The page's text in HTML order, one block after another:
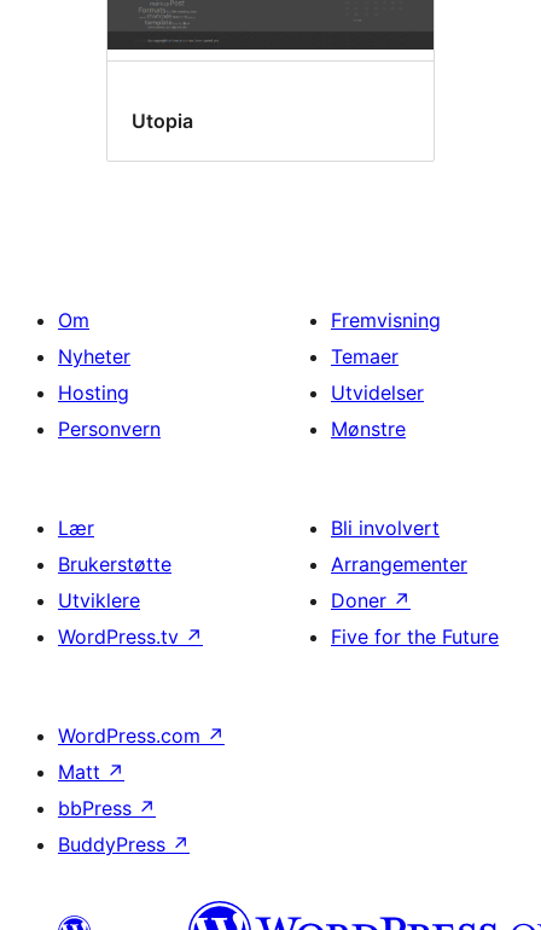
Utopia
Om
Nyheter
Hosting
Personvern
Fremvisning
Temaer
Utvidelser
Mønstre
Lær
Brukerstøtte
Utviklere
WordPress.tv ↗
Bli involvert
Arrangementer
Doner ↗
Five for the Future
WordPress.com ↗
Matt ↗
bbPress ↗
BuddyPress ↗